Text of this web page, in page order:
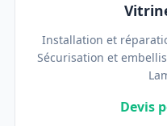
Installation et
Sécurisation et
Devis